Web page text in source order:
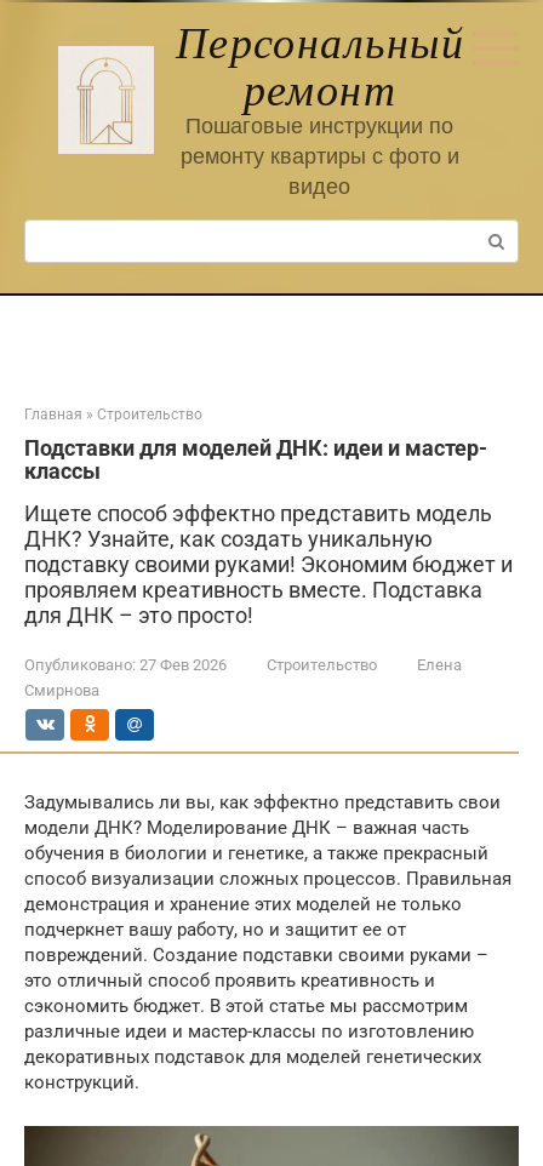
Персональный
ремонт
Пошаговые инструкции по
ремонту квартиры с фото и
видео
Поиск:
Главная » Строительство
Подставки для моделей ДНК: идеи и мастер-
классы
Ищете способ эффектно представить модель
ДНК? Узнайте, как создать уникальную
подставку своими руками! Экономим бюджет и
проявляем креативность вместе. Подставка
для ДНК – это просто!
Опубликовано: 27 Фев 2026 Строительство
Елена
Смирнова
Задумывались ли вы, как эффектно представить свои
модели ДНК? Моделирование ДНК – важная часть
обучения в биологии и генетике, а также прекрасный
способ визуализации сложных процессов. Правильная
демонстрация и хранение этих моделей не только
подчеркнет вашу работу, но и защитит ее от
повреждений. Создание подставки своими руками –
это отличный способ проявить креативность и
сэкономить бюджет. В этой статье мы рассмотрим
различные идеи и мастер-классы по изготовлению
декоративных подставок для моделей генетических
конструкций.